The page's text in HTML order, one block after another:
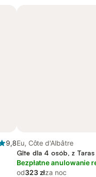
9,8Eu, Côte d'Albâtre
Gîte dla 4 osób, z
Bezpłatne anulowanie
od323 złza noc